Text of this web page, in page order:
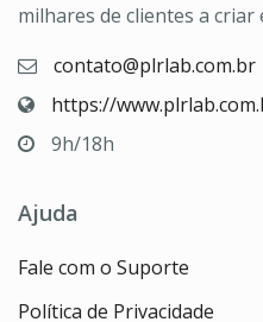
milhares de clientes a criar
contato@plrlab.com.br
https://
9h/18h
Ajuda
Fale com o Suporte
Política de Privacidade